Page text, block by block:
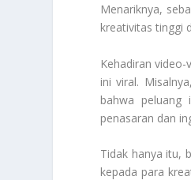
Menariknya,
kreativitas tinggi
Kehadiran
ini viral.
bahwa peluang
penasaran dan
Tidak hanya itu,
kepada para